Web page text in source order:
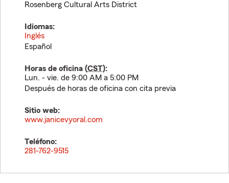
Rosenberg Cultural Arts District
Idiomas:
Inglés
Español
Horas de oficina (CST):
Lun. - vie. de 9:00 AM a 5:00 PM
Después de horas de oficina con cita previa
Sitio web:
www.janicevyoral.com
Teléfono:
281-762-9515